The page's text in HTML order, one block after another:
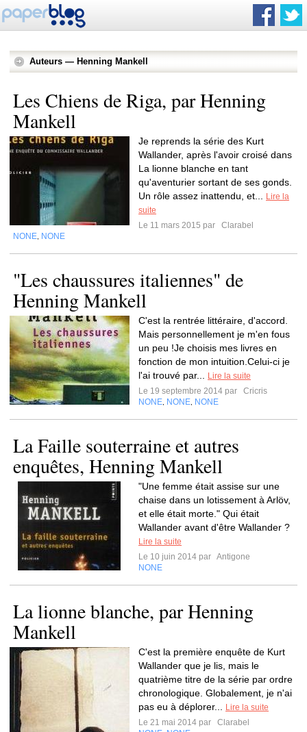
Auteurs — Henning Mankell
Les Chiens de Riga, par Henning
Mankell
Je reprends la série des Kurt
Wallander, après l'avoir croisé dans
La lionne blanche en tant
qu'aventurier sortant de ses gonds.
Un rôle assez inattendu, et...
Lire la
suite
Le 11 mars 2015 par
Clarabel
NONE NONE
"Les chaussures italiennes" de
Henning Mankell
C'est la rentrée littéraire, d'accord.
Mais personnellement je m'en fous
un peu !Je choisis mes livres en
fonction de mon intuition.Celui-ci je
l'ai trouvé par...
Lire la suite
Le 19 septembre 2014 par
Cricris
NONE NONE NONE
La Faille souterraine et autres
enquêtes, Henning Mankell
"Une femme était assise sur une
chaise dans un lotissement à Arlöv,
et elle était morte." Qui était
Wallander avant d'être Wallander ?
Lire la suite
Le 10 juin 2014 par Antigone
NONE
La lionne blanche, par Henning
Mankell
C'est la première enquête de Kurt
Wallander que je lis, mais le
quatrième titre de la série par ordre
chronologique. Globalement, je n'ai
pas eu à déplorer...
Lire la suite
Le 21 mai 2014 par
Clarabel